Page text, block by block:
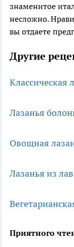
знаменитое
несложно.
вы отдаете
Другие
Классическая
Лазанья
Овощная
Лазанья из
Приятного